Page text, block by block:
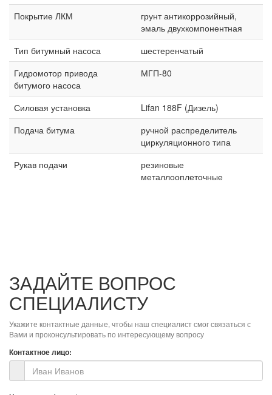
Покрытие ЛКМ
грунт антикоррозийный,
эмаль двухкомпонентная
Тип битумный насоса
шестеренчатый
Гидромотор привода
битумого насоса
МГП-80
Силовая установка
Lifan 188F (Дизель)
Подача битума
ручной распределитель
циркуляционного типа
Рукав подачи
резиновые
металлооплеточные
ЗАДАЙТЕ ВОПРОС
СПЕЦИАЛИСТУ
Укажите контактные данные, чтобы наш специалист смог связаться с
Вами и проконсультировать по интересующему вопросу
Контактное лицо: